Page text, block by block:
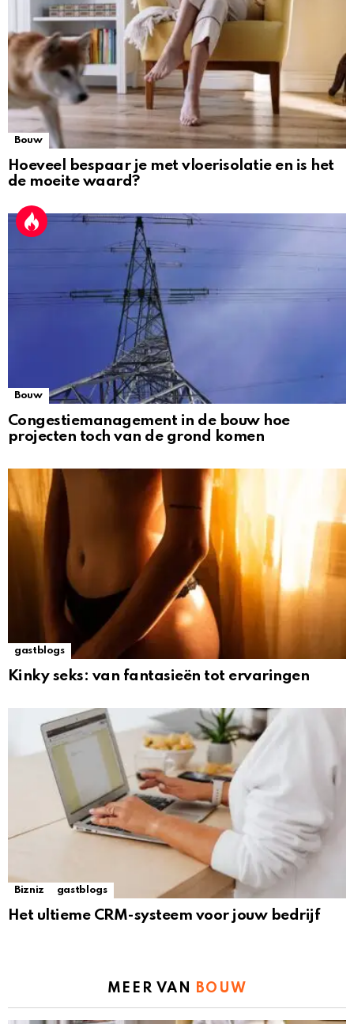
Bouw
Hoeveel bespaar je met vloerisolatie en is het
de moeite waard?
Bouw
Congestiemanagement in de bouw hoe
projecten toch van de grond komen
gastblogs
Kinky seks: van fantasieën tot ervaringen
Bizniz gastblogs
Het ultieme CRM-systeem voor jouw bedrijf
MEER VAN BOUW